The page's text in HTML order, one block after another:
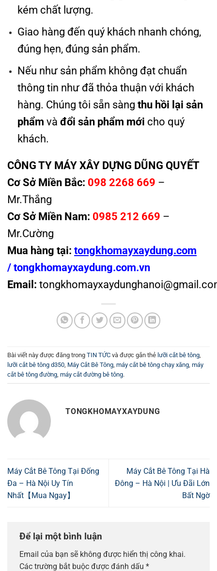
kém chất lượng.
Giao hàng đến quý khách nhanh chóng,
đúng hẹn, đúng sản phẩm.
Nếu như sản phẩm không đạt chuẩn
thông tin như đã thỏa thuận với khách
hàng. Chúng tôi sẵn sàng thu hồi lại sản
phẩm và đổi sản phẩm mới cho quý
khách.
CÔNG TY MÁY XÂY DỰNG DŨNG QUYẾT
Cơ Sở Miền Bắc: 098 2268 669 –
Mr.Thắng
Cơ Sở Miền Nam: 0985 212 669 –
Mr.Cường
Mua hàng tại: tongkhomayxaydung.com
/tongkhomayxaydung.com.vn
Email:
Bài viết này được đăng trong TIN TỨC và được gắn thẻ lưỡi cắt bê tông
lưỡi cắt bê tông d350 Máy Cắt Bê Tông máy cắt bê tông chạy xăng máy
cắt bê tông đường máy cắt đường bê tông.
TONGKHOMAYXAYDUNG
Máy Cắt Bê Tông Tại Đống
Đa – Hà Nội Uy Tín
Nhất【Mua Ngay】
Máy Cắt Bê Tông Tại Hà
Đông – Hà Nội | Ưu Đãi Lớn
Bất Ngờ
Để lại một bình luận
Email của bạn sẽ không được hiển thị công khai.
Các trường bắt buộc được đánh dấu *